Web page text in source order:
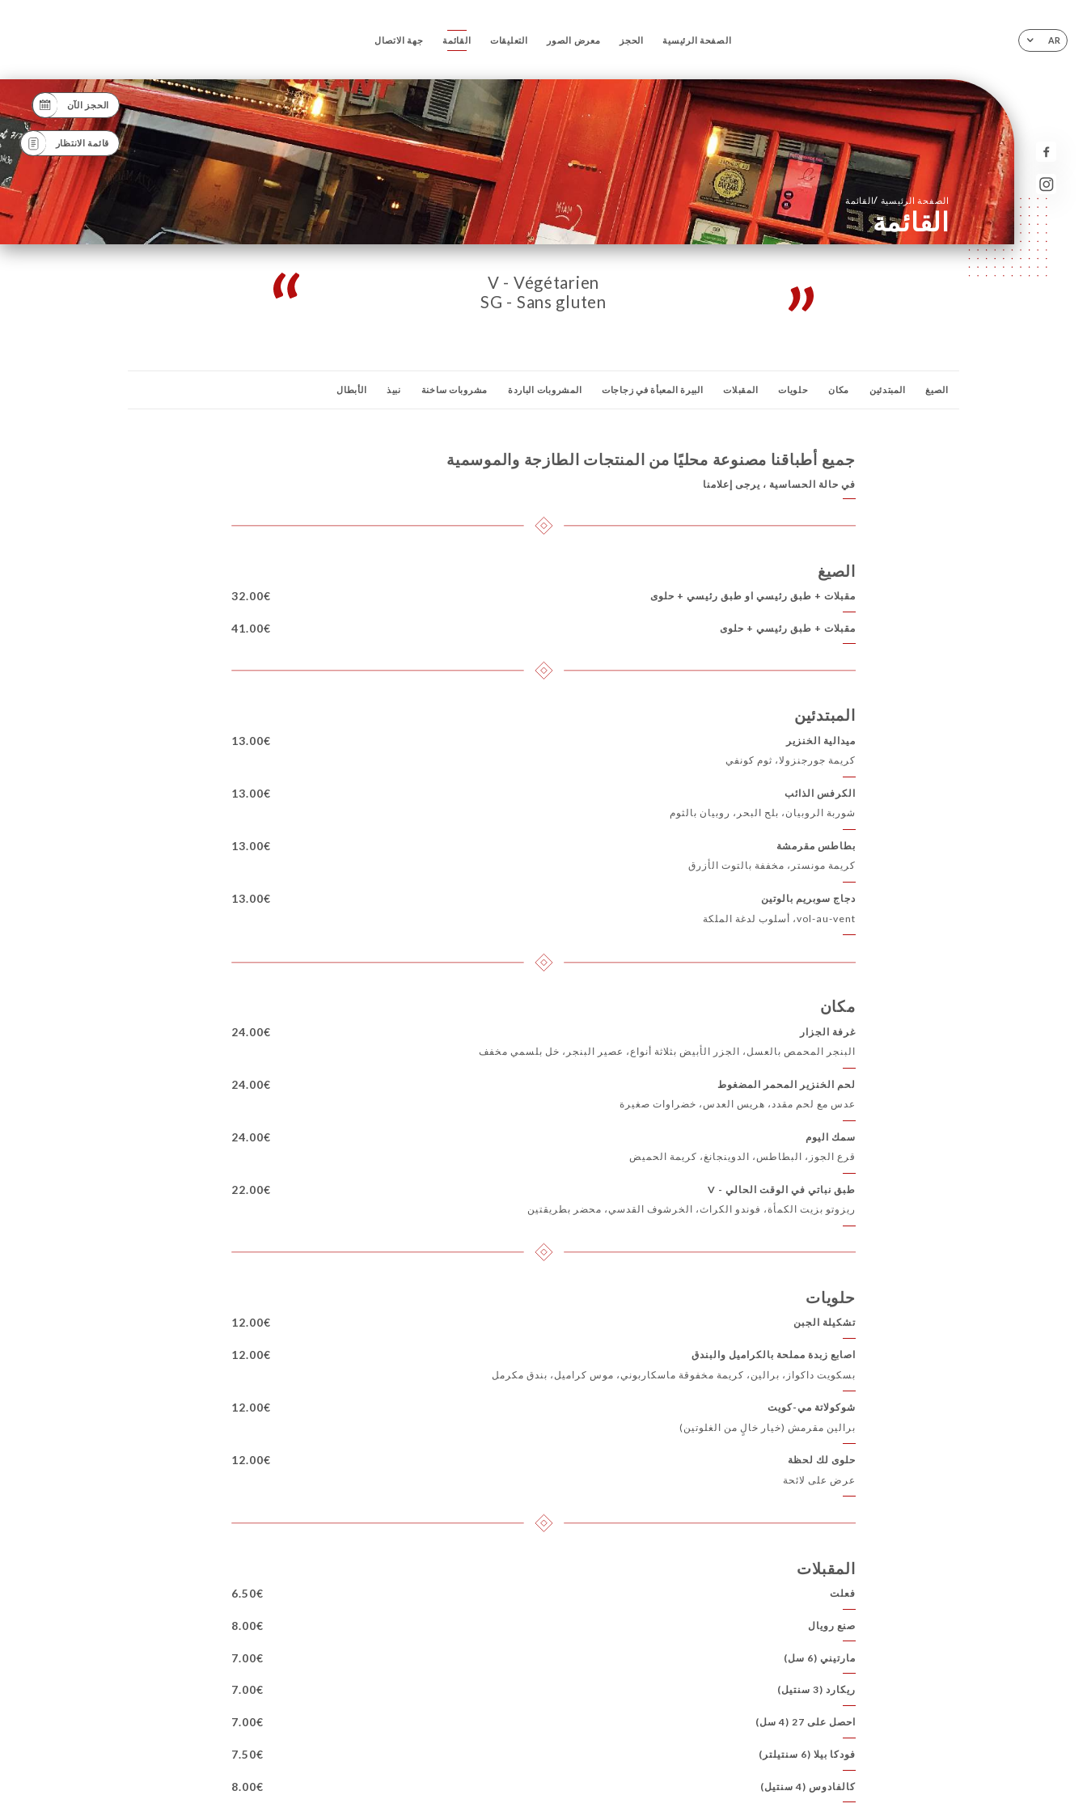
AR الصفحة الرئيسية الحجز معرض الصور التعليقات القائمة جهة الاتصال
الحجز الآن
قائمة الانتظار
الصفحة الرئيسية /القائمة
القائمة
V - Végétarien
SG - Sans gluten
الصيغ المبتدئين مكان حلويات المقبلات البيرة المعبأة في زجاجات المشروبات الباردة مشروبات ساخنة نبيذ الأبطال
جميع أطباقنا مصنوعة محليًا من المنتجات الطازجة والموسمية
في حالة الحساسية ، يرجى إعلامنا
الصيغ
مقبلات + طبق رئيسي او طبق رئيسي + حلوى 32.00€
مقبلات + طبق رئيسي + حلوى 41.00€
المبتدئين
ميدالية الخنزير 13.00€
كريمة جورجنزولا، ثوم كونفي
الكرفس الذائب 13.00€
شوربة الروبيان، بلح البحر، روبيان بالثوم
بطاطس مقرمشة 13.00€
كريمة مونستر، مخففة بالتوت الأزرق
دجاج سوبريم بالوتين 13.00€
vol-au-vent، أسلوب لدغة الملكة
مكان
غرفة الجزار 24.00€
البنجر المحمص بالعسل، الجزر الأبيض بثلاثة أنواع، عصير البنجر، خل بلسمي مخفف
لحم الخنزير المحمر المضغوط 24.00€
عدس مع لحم مقدد، هريس العدس، خضراوات صغيرة
سمك اليوم 24.00€
قرع الجوز، البطاطس، الدوينجانغ، كريمة الحميض
طبق نباتي في الوقت الحالي - V 22.00€
ريزوتو بزيت الكمأة، فوندو الكراث، الخرشوف القدسي، محضر بطريقتين
حلويات
تشكيلة الجبن 12.00€
اصابع زبدة مملحة بالكراميل والبندق 12.00€
بسكويت داكواز، برالين، كريمة مخفوقة ماسكاربوني، موس كراميل، بندق مكرمل
شوكولاتة مي-كويت 12.00€
برالين مقرمش (خيار خالٍ من الغلوتين)
حلوى لك لحظة 12.00€
عرض على لائحة
المقبلات
فعلت 6.50€
صنع رويال 8.00€
مارتيني (6 سل) 7.00€
ريكارد (3 سنتيل) 7.00€
احصل على 27 (4 سل) 7.00€
فودكا بيلا (6 سنتيلتر) 7.50€
كالفادوس (4 سنتيل) 8.00€